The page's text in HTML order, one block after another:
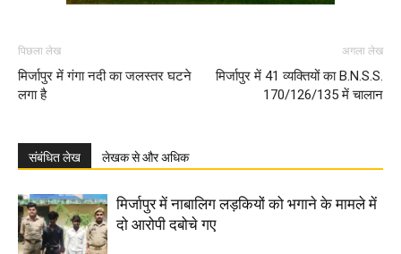
पिछला लेख
मिर्जापुर में गंगा नदी का जलस्तर घटने
लगा है
अगला लेख
मिर्जापुर में 41 व्यक्तियों का B.N.S.S.
170/126/135 में चालान
संबंधित लेख लेखक से और अधिक
मिर्जापुर में नाबालिग लड़कियों को भगाने के मामले में
दो आरोपी दबोचे गए